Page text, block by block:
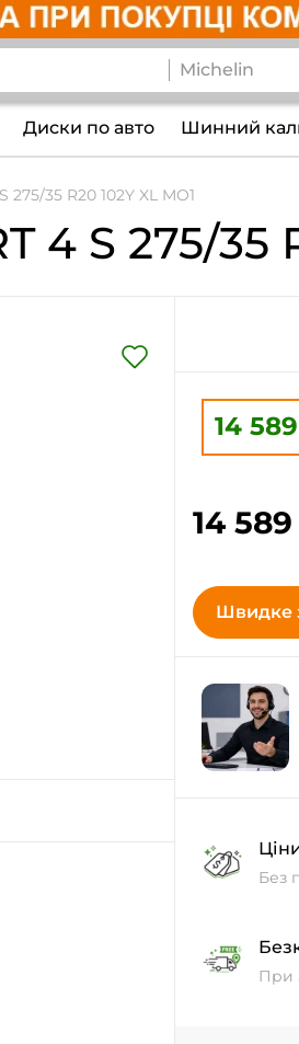
Диски по авто Шинний
35 R20 102Y XL MO1
4 S 275/35
14 589
14 589
Швидке
Без
При